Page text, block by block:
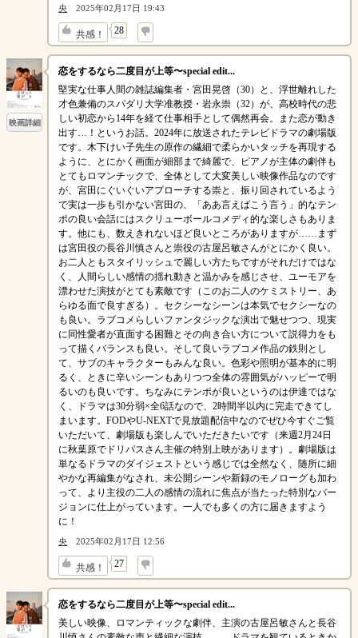
央 2025年02月17日 19:43
共感！ 28
↓
映画詳細
恋をするなら二度目が上等〜special edit...
堅実な仕事人間の雑誌編集者・宮田晃啓（30）と、浮世離れした
才色兼備のスパダリ大学准教授・岩永崇（32）が、高校時代の悲
しい初恋から14年を経て仕事相手として偶然再会。また恋が動き
出す…！というお話。2024年に放送されたテレビドラマの劇場版
です。木下けい子先生の原作の繊細で柔らかいタッチを再現する
ように、とにかく画面が細部まで綺麗で、ピアノが主体の劇伴も
とてもロマンチックで、全体として大変美しい映像作品なのです
が、宮田にぐいぐいアプローチする崇と、振り回されているよう
で実は一歩も引かない宮田の、「ああ言えばこう言う」的なテン
ポの良い会話にはスクリューボールコメディ的な楽しさもありま
す。他にも、数えきれないほど良いところがありますが……まず
は宮田役の長谷川慎さんと崇役の古屋呂敏さんがとにかく良い。
お二人ともスタイリッシュで麗しい方たちですがそれだけではな
く、人間らしい感情の揺れ動きと温かみを感じさせ、ユーモアを
漂わせた演技がとても素敵です（このお二人のケミストリー、あ
らゆる面で良すぎる）。セクシーなシーンは本気でセクシーなの
も良い。ラブコメらしいファンタジックな演出で魅せつつ、現実
に同性愛者が直面する困難とその向き合い方について説得力をも
って描くバランスも良い。そして良いラブコメ作品の鉄則とし
て、サブのキャラクターもみんな良い。色彩や照明が基本的に明
るく、ときに辛いシーンもありつつ全体の雰囲気がハッピーで明
るいのも良いです。ちなみにテンポが良いというのは伊達ではな
く、ドラマは30分弱×全6話なので、2時間半以内に完走できてし
まいます。FODやU-NEXTで見放題配信中なのでぜひ今すぐご覧
いただいて、劇場版も楽しんでいただきたいです（来週2月24日
に秋葉原でドリパスさん主催の特別上映があります）。劇場版は
単なるドラマのダイジェストという感じでは全然なく、随所に細
やかな再編集がなされ、未公開シーンや新録のモノローグも加わ
って、より主役の二人の感情の流れに焦点が当たった特別なバー
ジョンに仕上がっています。一人でも多くの方に届きますよう
に！
央 2025年02月17日 12:56
共感！ 27
↓
恋をするなら二度目が上等〜special edit...
美しい映像、ロマンティックな劇伴、主演の古屋呂敏さんと長谷